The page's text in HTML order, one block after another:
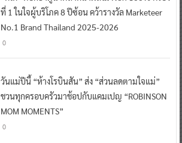
ที่ 1 ในใจผู้บริโภค 8 ปีซ้อน คว้ารางวัล Marketeer
No.1 Brand Thailand 2025-2026
0
วันแม่ปีนี้ “ห้างโรบินสัน” ส่ง “ส่วนลดตามใจแม่”
ชวนทุกครอบครัวมาช้อปกับแคมเปญ “ROBINSON
MOM MOMENTS”
0